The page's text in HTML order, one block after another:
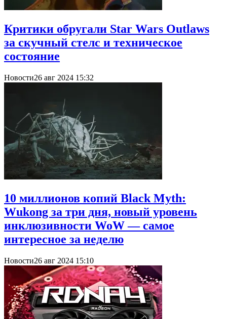
Критики обругали Star Wars Outlaws
за скучный стелс и техническое
состояние
Новости26 авг 2024 15:32
10 миллионов копий Black Myth:
Wukong за три дня, новый уровень
инклюзивности WoW — самое
интересное за неделю
Новости26 авг 2024 15:10